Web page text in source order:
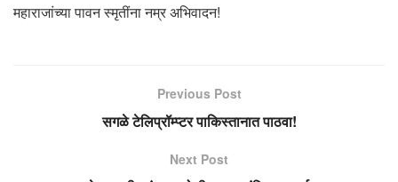
महाराजांच्या पावन स्मृतींना नम्र अभिवादन!
Previous Post
सगळे टेलिप्रॉम्प्टर पाकिस्तानात पाठवा!
Next Post